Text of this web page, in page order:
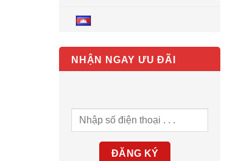
NHẬN NGAY ƯU ĐÃI